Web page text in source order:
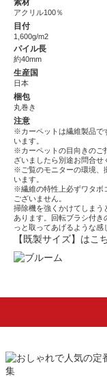
素材
アクリル100％
目付
1,600g/m2
パイル長
約40mm
生産国
日本
梱包
丸巻き
注意
※カーペットは繊維製品で
います。
※カーペットの目向きのご
ざいましたら別途お問合せ
※ご覧のモニターの環境、
います。
※繊維の特性上必ずワタボ
ございません。
掃除機を強くかけてしまう
あります。回転ブラシ付き
っと取ってあげるような感
【既製サイズ】はこ